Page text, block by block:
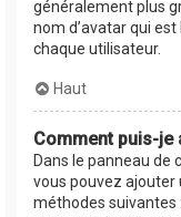
généralement plus
nom d’avatar qui
chaque utilisateur.
Haut
Comment puis-je
Dans le panneau de
vous pouvez ajouter
méthodes suivantes